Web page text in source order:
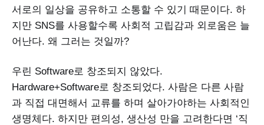
서로의 일상을 공유하고 소통할 수 있기 때문이다. 하
지만 SNS를 사용할수록 사회적 고립감과 외로움은 늘
어난다. 왜 그러는 것일까?
우린 Software로 창조되지 않았다.
Hardware+Software로 창조되었다. 사람은 다른 사람
과 직접 대면해서 교류를 하며 살아가야하는 사회적인
생명체다. 하지만 편의성, 생산성 만을 고려한다면 ‘직